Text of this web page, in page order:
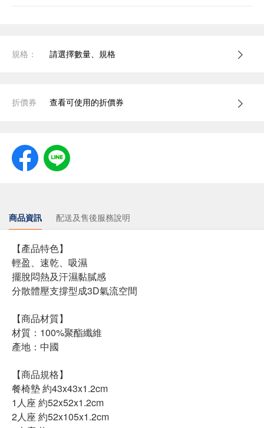
規格： 請選擇數量、規格
折價券 查看可使用的折價券
商品資訊 配送及售後服務說明
【產品特色】
輕盈、速乾、吸濕
擺脫悶熱及汗濕黏膩感
分散體壓支撐型成3D氣流空間
【商品材質】
材質：100%聚酯纖維
產地：中國
【商品規格】
餐椅墊 約43x43x1.2cm
1人座 約52x52x1.2cm
2人座 約52x105x1.2cm